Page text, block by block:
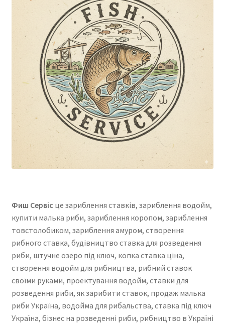
Фиш Сервіс це зариблення ставків, зариблення водойм,
купити малька риби, зариблення коропом, зариблення
товстолобиком, зариблення амуром, створення
рибного ставка, будівництво ставка для розведення
риби, штучне озеро під ключ, копка ставка ціна,
створення водойм для рибництва, рибний ставок
своїми руками, проектування водойм, ставки для
розведення риби, як зарибити ставок, продаж малька
риби Україна, водойма для рибальства, ставка під ключ
Україна, бізнес на розведенні риби, рибництво в Україні